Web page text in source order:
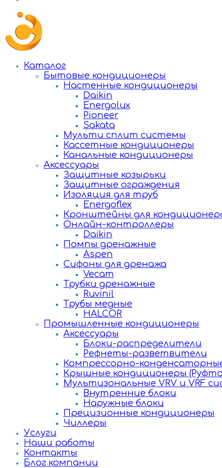
Каталог
Бытовые кондиционеры
Настенные кондиционеры
Daikin
Energolux
Pioneer
Sakata
Мульти сплит системы
Кассетные кондиционеры
Канальные кондиционеры
Аксессуары
Защитные козырьки
Защитные ограждения
Изоляция для труб
Energoflex
Кронштейны для
Онлайн-контроллеры
Daikin
Помпы дренажные
Aspen
Сифоны для дренажа
Vecam
Трубки дренажные
Ruvinil
Трубы медные
HALCOR
Промышленные кондиционеры
Аксессуары
Блоки-распределители
Рефнеты-разветвители
Компрессорно-
Крышные кондиционеры
Мультизональные VRV и VRF
Внутренние блоки
Наружные блоки
Прецизионные кондиционеры
Чиллеры
Услуги
Наши работы
Контакты
Блог компании